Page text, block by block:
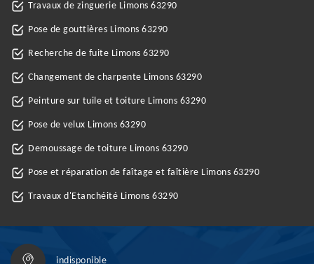
Travaux de zinguerie Limons 63290
Pose de gouttières Limons 63290
Recherche de fuite Limons 63290
Changement de charpente Limons 63290
Peinture sur tuile et toiture Limons 63290
Pose de velux Limons 63290
Demoussage de toiture Limons 63290
Pose et réparation de faîtage et faîtière Limons 63290
Travaux d'Etanchéité Limons 63290
indisponible